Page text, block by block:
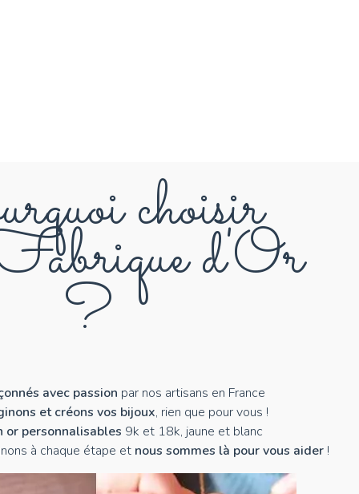
choisir
d'Or
?
avec passion par nos artisans en France
et créons vos bijoux, rien que pour vous !
or personnalisables 9k et 18k, jaune et blanc
à chaque étape et nous sommes là pour vous aider !